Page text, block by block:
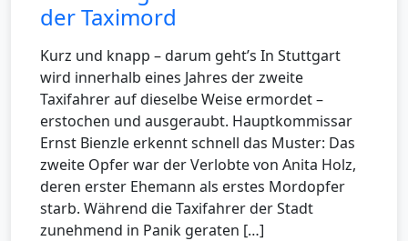
der Taximord
Kurz und knapp – darum geht’s In Stuttgart
wird innerhalb eines Jahres der zweite
Taxifahrer auf dieselbe Weise ermordet –
erstochen und ausgeraubt. Hauptkommissar
Ernst Bienzle erkennt schnell das Muster: Das
zweite Opfer war der Verlobte von Anita Holz,
deren erster Ehemann als erstes Mordopfer
starb. Während die Taxifahrer der Stadt
zunehmend in Panik geraten […]